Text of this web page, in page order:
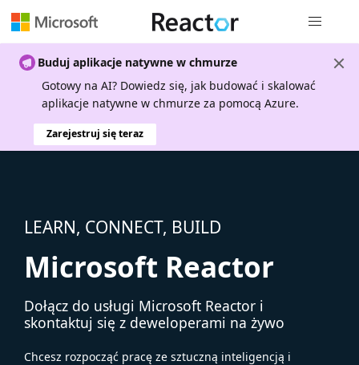
Buduj aplikacje natywne w chmurze
Gotowy na AI? Dowiedz się, jak budować i skalować
aplikacje natywne w chmurze za pomocą Azure.
Zarejestruj się teraz
LEARN, CONNECT, BUILD
Microsoft Reactor
Dołącz do usługi Microsoft Reactor i
skontaktuj się z deweloperami na żywo
Chcesz rozpocząć pracę ze sztuczną inteligencją i